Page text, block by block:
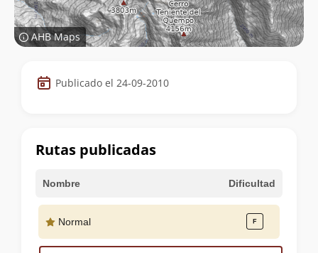
AHB Maps
Datos
de
cumbre
Publicado el 24-09-2010
Rutas publicadas
Nombre Dificultad
Normal